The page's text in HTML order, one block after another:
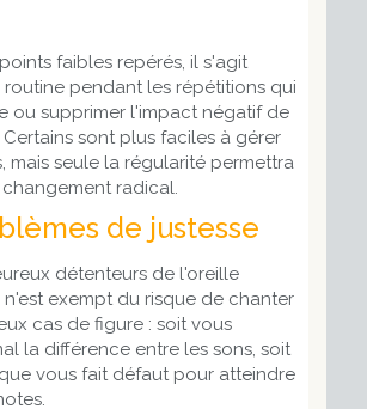
faibles repérés, il s'agit
routine pendant les répétitions qui
ou supprimer l'impact négatif de
sont plus faciles à gérer
mais seule la régularité permettra
radical.
de justesse
détenteurs de l'oreille
exempt du risque de chanter
cas de figure : soit vous
la différence entre les sons, soit
vous fait défaut pour atteindre